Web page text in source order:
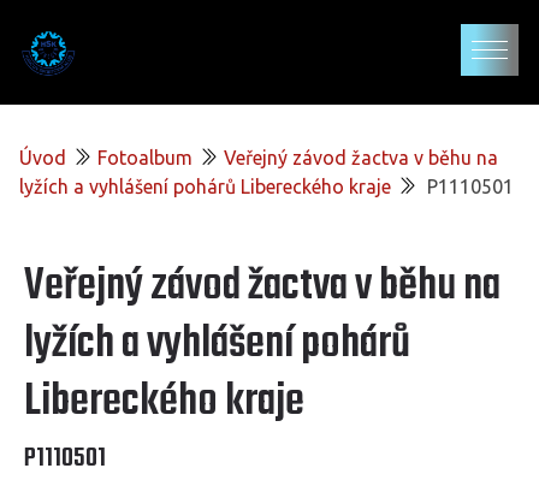
Úvod Fotoalbum
Veřejný závod žactva v běhu na
lyžích a vyhlášení pohárů Libereckého kraje
P1110501
Veřejný závod žactva v běhu na
lyžích a vyhlášení pohárů
Libereckého kraje
P1110501